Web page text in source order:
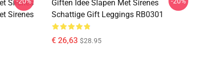
Sirenes
Sirenes
Giften Idee Slapen Met Sirenes
Schattige Gift Leggings RB0301
€ 26,63 $28.95